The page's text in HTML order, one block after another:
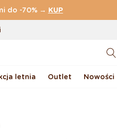
do -70% → KUP
169 zł
nas
letnia Outlet Nowości